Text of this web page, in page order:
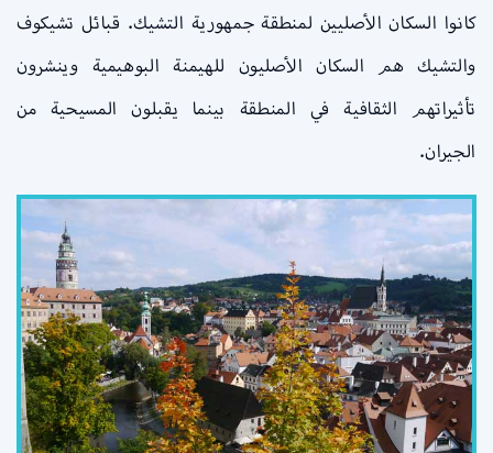
كانوا السكان الأصليين لمنطقة جمهورية التشيك. قبائل تشيكوف
والتشيك هم السكان الأصليون للهيمنة البوهيمية وينشرون
تأثيراتهم الثقافية في المنطقة بينما يقبلون المسيحية من
الجيران.